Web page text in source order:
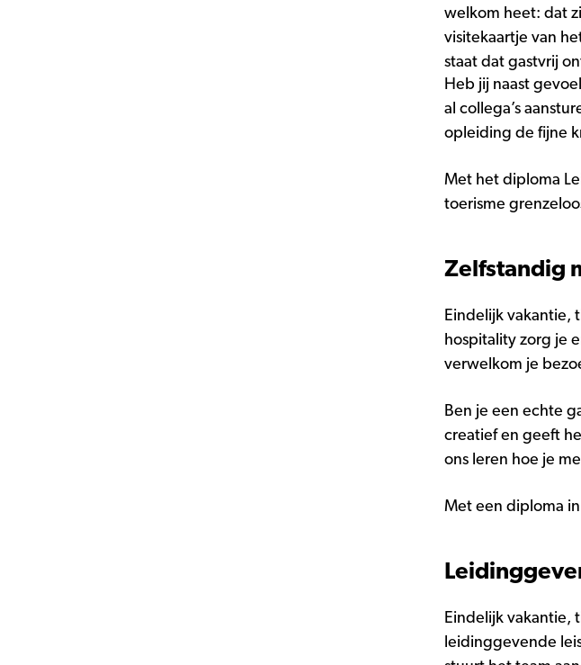
welkom heet: dat
visitekaartje van
staat dat gastvrij
Heb jij naast
al collega’s
opleiding de fijne
Met het diploma
toerisme
Zelfstandig
Eindelijk vakantie,
hospitality zorg je
verwelkom je
Ben je een echte
creatief en geeft
ons leren hoe je
Met een diploma
Eindelijk vakantie,
leidinggevende